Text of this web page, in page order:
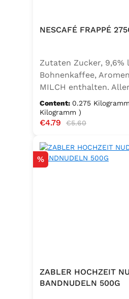
NESCAFÉ FRAPPÉ
Zutaten Zucker, 9,6%
Bohnenkaffee,
MILCH enthalten.
und daraus
Content: 0.275
Kilogramm )
Sale price:
€4.79 Regular price:
€5.60
Discount
%
ZABLER HOCHZEIT
BANDNUDELN 500G